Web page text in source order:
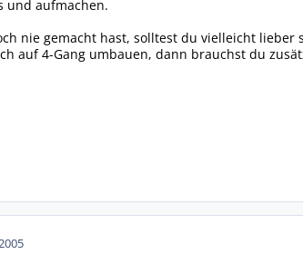
und aufmachen.
nie gemacht hast, solltest du vielleicht
auf 4-Gang umbauen, dann brauchst du